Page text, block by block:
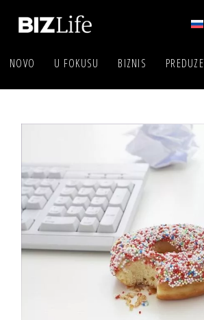
NOVO U FOKUSU BIZNIS